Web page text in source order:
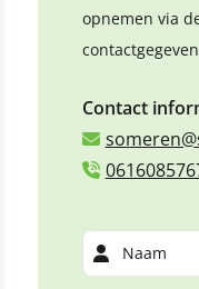
opnemen via
Contact